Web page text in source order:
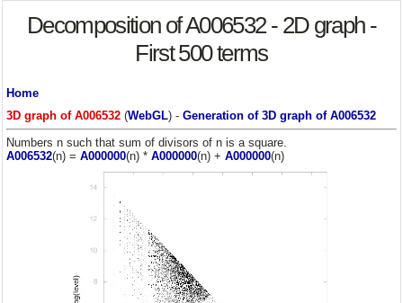
Decomposition of A006532 - 2D graph -
First 500 terms
Home
3D graph of A006532(WebGL) - Generation of 3D graph of A006532
Numbers n such that sum of divisors of n is a square.
A006532(n) = A000000(n) * A000000(n) + A000000(n)